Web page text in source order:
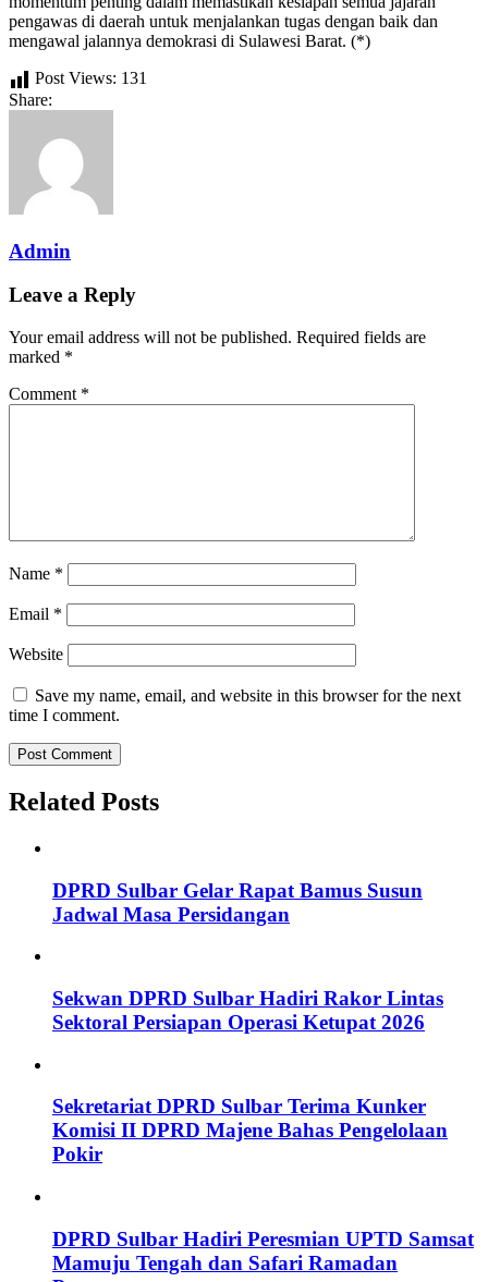
pengawas di daerah untuk menjalankan tugas dengan baik dan
mengawal jalannya demokrasi di Sulawesi Barat. (*)
Post Views: 131
Share:
Admin
Leave a Reply
Your email address will not be published. Required fields are
marked *
Comment *
Name *
Email *
Website
Save my name, email, and website in this browser for the next
time I comment.
Related Posts
DPRD Sulbar Gelar Rapat Bamus Susun
Jadwal Masa Persidangan
Sekwan DPRD Sulbar Hadiri Rakor Lintas
Sektoral Persiapan Operasi Ketupat 2026
Sekretariat DPRD Sulbar Terima Kunker
Komisi II DPRD Majene Bahas Pengelolaan
Pokir
DPRD Sulbar Hadiri Peresmian UPTD Samsat
Mamuju Tengah dan Safari Ramadan